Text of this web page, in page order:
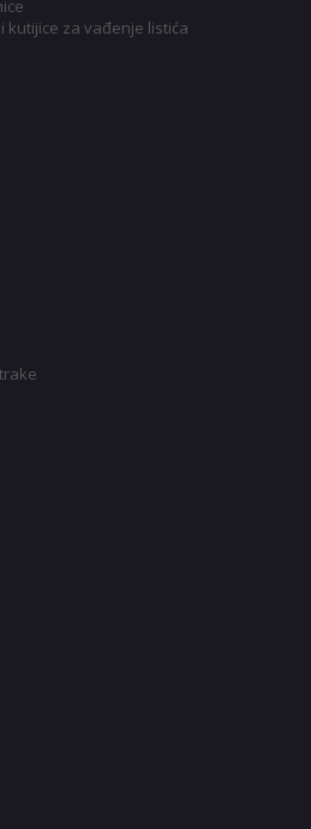
kutijice za vađenje listića